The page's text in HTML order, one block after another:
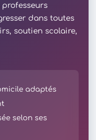
dans toutes
soutien scolaire,
adaptés
selon ses